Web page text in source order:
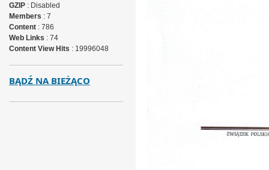
GZIP: Disabled
Members : 7
Content: 786
Web Links : 74
Content View Hits : 19996048
BĄDŹ NA BIEŻĄCO